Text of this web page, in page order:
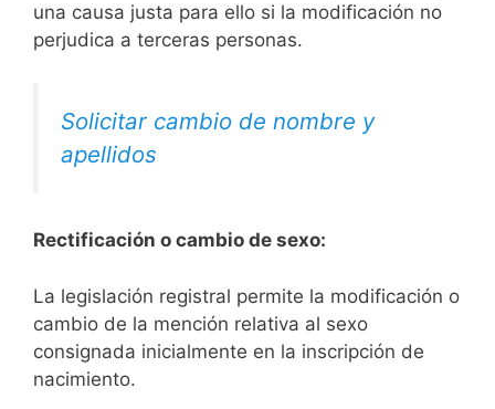
una causa justa para ello si la modificación no
perjudica a terceras personas.
Solicitar cambio de nombre y
apellidos
Rectificación o cambio de sexo:
La legislación registral permite la modificación o
cambio de la mención relativa al sexo
consignada inicialmente en la inscripción de
nacimiento.